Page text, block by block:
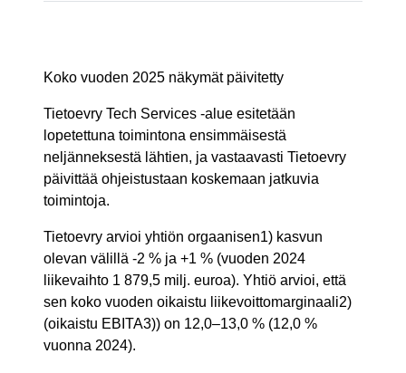
Koko vuoden 2025 näkymät päivitetty
Tietoevry Tech Services -alue esitetään
lopetettuna toimintona ensimmäisestä
neljänneksestä lähtien, ja vastaavasti Tietoevry
päivittää ohjeistustaan koskemaan jatkuvia
toimintoja.
Tietoevry arvioi yhtiön orgaanisen1) kasvun
olevan välillä -2 % ja +1 % (vuoden 2024
liikevaihto 1 879,5 milj. euroa). Yhtiö arvioi, että
sen koko vuoden oikaistu liikevoittomarginaali2)
(oikaistu EBITA3)) on 12,0–13,0 % (12,0 %
vuonna 2024).